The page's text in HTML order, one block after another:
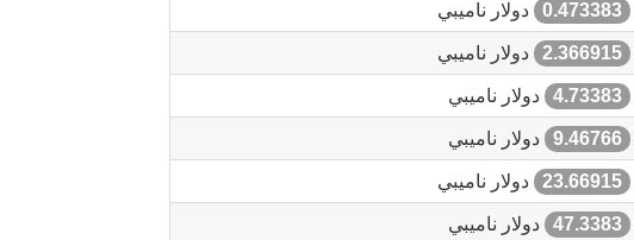
0.473383 دولار ناميبي
2.366915 دولار ناميبي
4.73383 دولار ناميبي
9.46766 دولار ناميبي
23.66915 دولار ناميبي
47.3383 دولار ناميبي